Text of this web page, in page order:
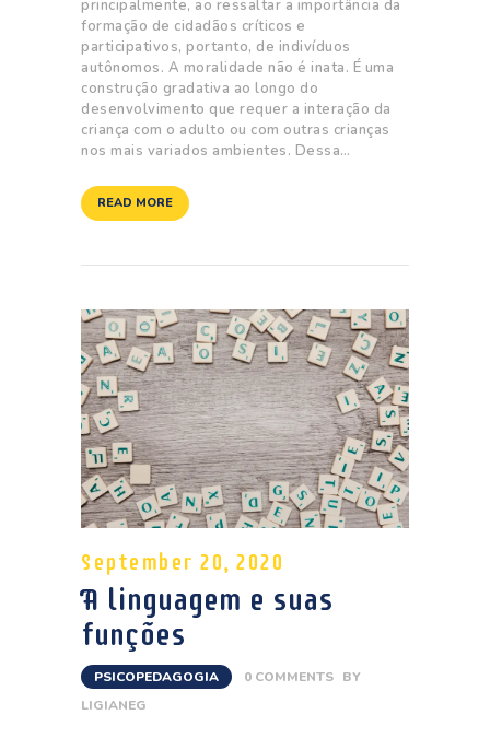
principalmente, ao ressaltar a importância da
formação de cidadãos críticos e
participativos, portanto, de indivíduos
autônomos. A moralidade não é inata. É uma
construção gradativa ao longo do
desenvolvimento que requer a interação da
criança com o adulto ou com outras crianças
nos mais variados ambientes. Dessa…
READ MORE
September 20, 2020
A linguagem e suas
funções
PSICOPEDAGOGIA 0 COMMENTS BY
LIGIANEG